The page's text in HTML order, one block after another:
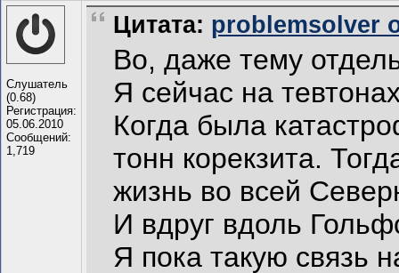
Слушатель
(0.68)
Регистрация:
05.06.2010
Сообщений:
1,719
Цитата: problemsolver
Во, даже тему
Я сейчас на
Когда была
тонн корекзита.
жизнь во всей
И вдруг вдоль
Я пока такую связь